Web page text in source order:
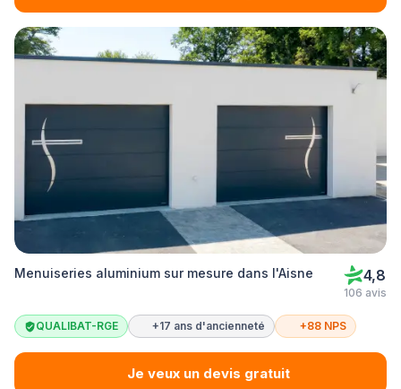
Menuiseries aluminium sur mesure dans l'Aisne 4,8
106 avis
QUALIBAT-RGE +17 ans d'ancienneté +88 NPS
Je veux un devis gratuit